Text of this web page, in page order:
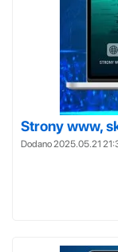
Strony www,
Dodano 2025.05.21